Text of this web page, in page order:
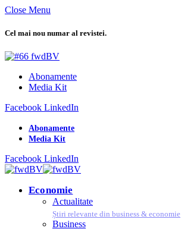
Close Menu
Cel mai nou numar al revistei.
Abonamente
Media Kit
Facebook LinkedIn
Abonamente
Media Kit
Facebook LinkedIn
Economie
Actualitate
Știri relevante din business & economie
Business